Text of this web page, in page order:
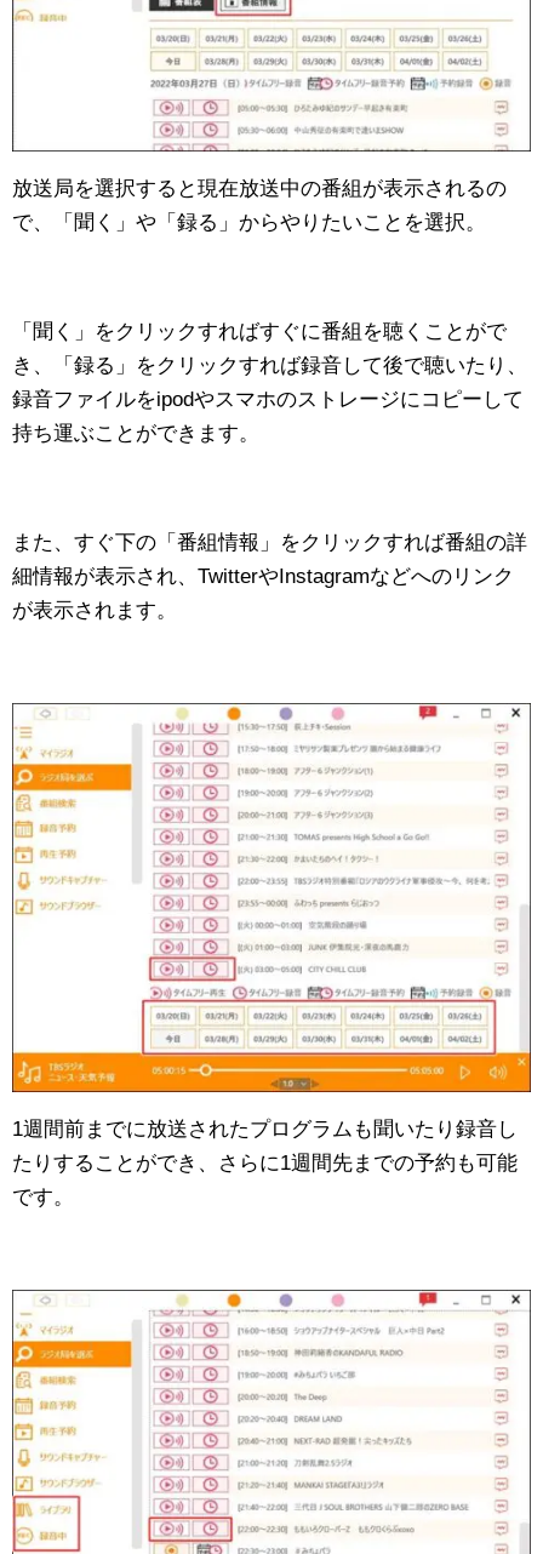
放送局を選択すると現在放送中の番組が表示されるの
で、「聞く」や「録る」からやりたいことを選択。
「聞く」をクリックすればすぐに番組を聴くことがで
き、「録る」をクリックすれば録音して後で聴いたり、
録音ファイルをipodやスマホのストレージにコピーして
持ち運ぶことができます。
また、すぐ下の「番組情報」をクリックすれば番組の詳
細情報が表示され、TwitterやInstagramなどへのリンク
が表示されます。
1週間前までに放送されたプログラムも聞いたり録音し
たりすることができ、さらに1週間先までの予約も可能
です。